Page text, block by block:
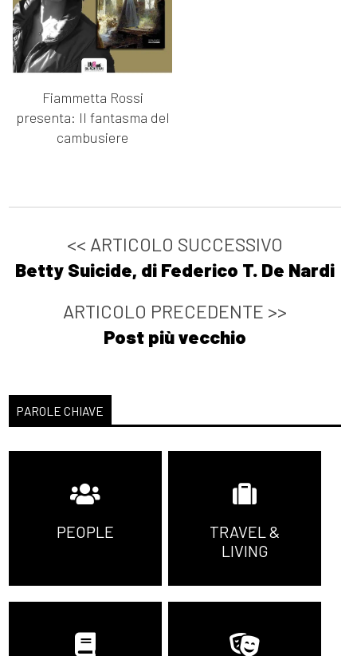
Fiammetta Rossi
presenta: Il fantasma del
cambusiere
<< ARTICOLO SUCCESSIVO
Betty Suicide, di Federico T. De Nardi
ARTICOLO PRECEDENTE >>
Post più vecchio
PAROLE CHIAVE
PEOPLE
TRAVEL &
LIVING